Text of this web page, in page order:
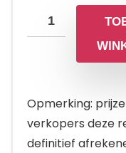
Opmerking:
verkopers deze
definitief